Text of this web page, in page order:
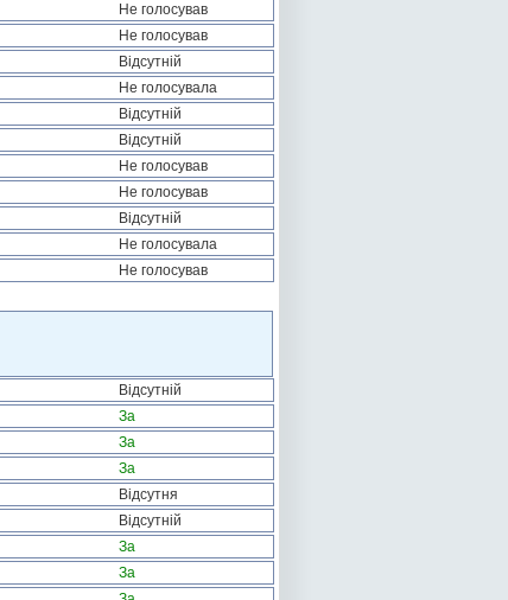
Не голосував
Не голосував
Відсутній
Не голосувала
Відсутній
Відсутній
Не голосував
Не голосував
Відсутній
Не голосувала
Не голосував
Відсутній
За
За
За
Відсутня
Відсутній
За
За